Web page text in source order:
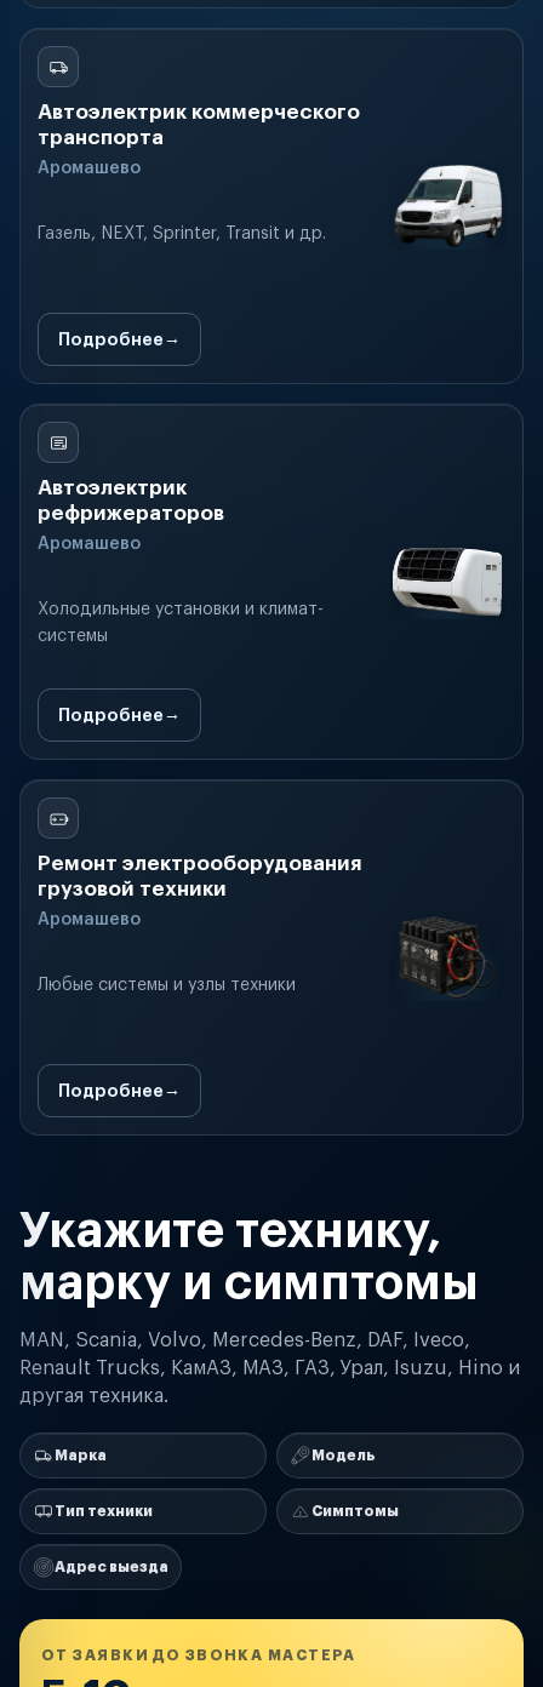
Автоэлектрик коммерческого
транспорта
Аромашево
Газель, NEXT, Sprinter, Transit и др.
Подробнее
Автоэлектрик
рефрижераторов
Аромашево
Холодильные установки и климат-
системы
Подробнее
Ремонт электрооборудования
грузовой техники
Аромашево
Любые системы и узлы техники
Подробнее
Укажите технику,
марку и симптомы
MAN, Scania, Volvo, Mercedes-Benz, DAF, Iveco,
Renault Trucks, КамАЗ, МАЗ, ГАЗ, Урал, Isuzu, Hino и
другая техника.
Марка Модель
Тип техники Симптомы
Адрес выезда
ОТ ЗАЯВКИ ДО ЗВОНКА МАСТЕРА